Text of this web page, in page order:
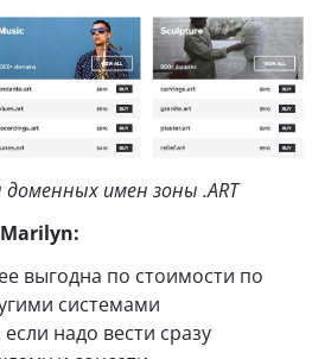
имен зоны .ART
выгодна по стоимости по
системами
надо вести сразу